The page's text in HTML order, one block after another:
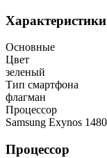
Характеристики
Основные
Цвет
зеленый
Тип смартфона
флагман
Процессор
Samsung Exynos 1480
Процессор